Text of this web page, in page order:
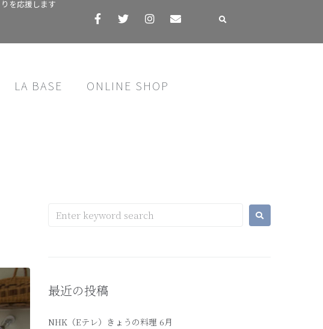
を応援します
LA BASE ONLINE SHOP
最近の投稿
NHK（Eテレ）きょうの料理 6月